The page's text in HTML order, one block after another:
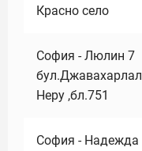
Красно село
София - Люлин 7
бул.Джавахарлал
Неру ,бл.751
София - Надежда